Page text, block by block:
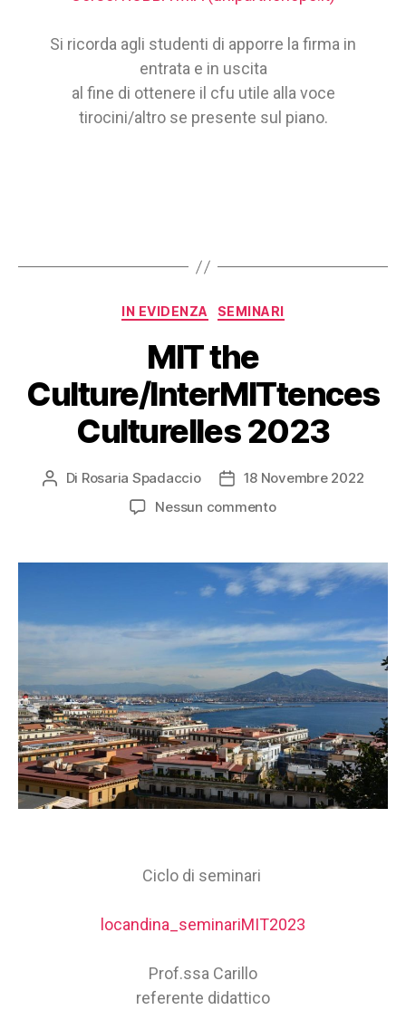
Si ricorda agli studenti di apporre la firma in
entrata e in uscita
al fine di ottenere il cfu utile alla voce
tirocini/altro se presente sul piano.
IN EVIDENZA SEMINARI
MIT the
Culture/InterMITtences
Culturelles 2023
Di Rosaria Spadaccio
18 Novembre 2022
Nessun commento
Ciclo di seminari
locandina_seminariMIT2023
Prof.ssa Carillo
referente didattico